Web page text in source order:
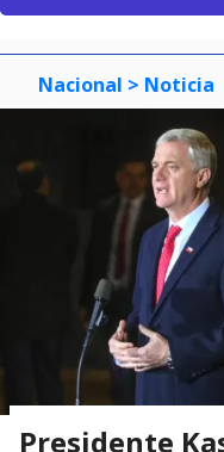
Nacional > Noticia
Presidente